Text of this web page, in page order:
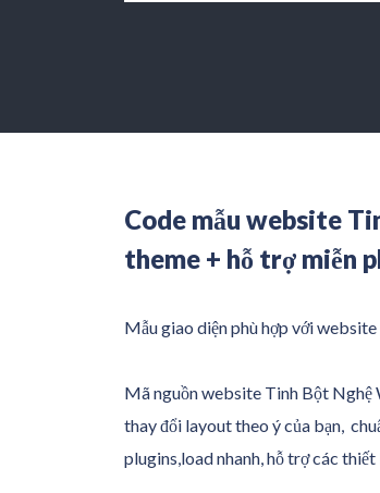
Code mẫu website
theme + hỗ trợ miễn
Mẫu giao diện phù hợp với
Mã nguồn website Tinh Bột Nghệ
thay đổi layout theo ý của bạn,
plugins,load nhanh, hỗ trợ các